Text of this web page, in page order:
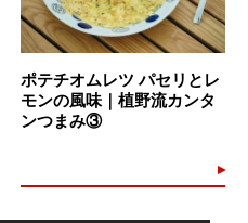
ポテチオムレツ パセリとレ
モンの風味｜植野流カンタ
ンつまみ③